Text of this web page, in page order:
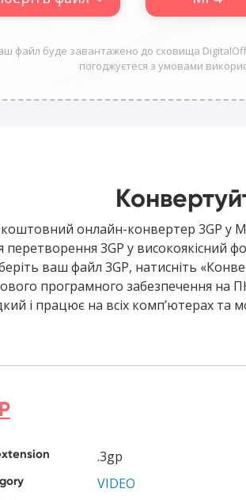
файл буде завантажено до сховища
погоджуєтеся з умовами
онлайн-конвертер 3GP у
перетворення 3GP у високоякісний
ваш файл 3GP, натисніть
програмного забезпечення на
і працює на всіх комп’ютерах та
.3gp
VIDEO